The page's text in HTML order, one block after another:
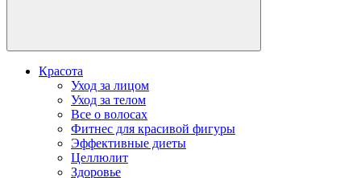
Красота
Уход за лицом
Уход за телом
Все о волосах
Фитнес для красивой фигуры
Эффективные диеты
Целлюлит
Здоровье